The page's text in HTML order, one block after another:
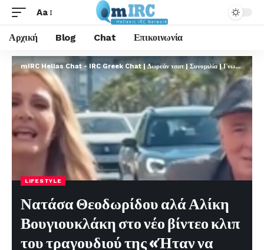
Aa
Αρχική Blog Chat Επικοινωνία
mIRC Hellas Chat - IRC Greek Chat | Δωρεάν τσατ | Συνομιλία | Γνωριμίες | FREE
LIFESTYLE
Νατάσα Θεοδωρίδου αλά Αλίκη
Βουγιουκλάκη στο νέο βίντεο κλιπ
του τραγουδιού της «Ήταν να